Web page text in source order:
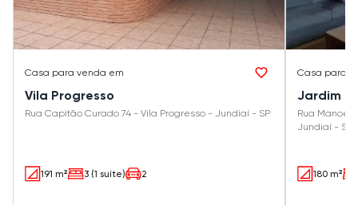
Casa para venda em
Vila Progresso
Rua Capitão Curado 74 - Vila Progresso - Jundiaí - SP
191 m² 3 (1 suíte) 2
Casa para
Jardim
Rua Manoel
Jundiaí - SP
180 m²